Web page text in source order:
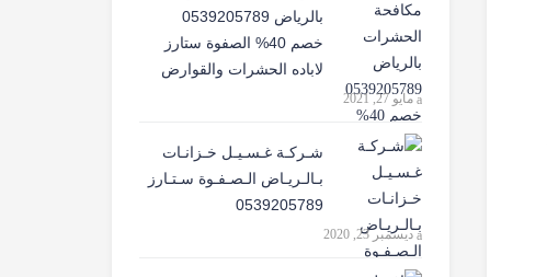
بالرياض 0539205789
خصم 40% الصفوة ستارز
لاباده الحشرات والقوارض
مايو 27, 2021
شـركـة غـسـيـل خـزانـات
بـالـريـاض الـصـفـوة سـتـارز
0539205789
ديسمبر 23, 2020